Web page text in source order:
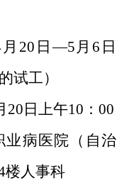
月 20 日—5 月 6 日
试工）
20 日上午10 ： 00
业病医院（自治
楼人事科